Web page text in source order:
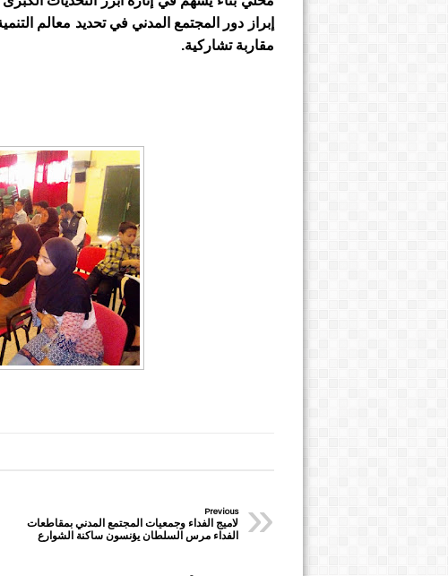
إبراز دور المجتمع المدني في تحديد معالم
مقاربة تشاركية.
»
Previous
لاميج الفداء وجمعيات المجتمع المدني بمقاطعات
الفداء مرس السلطان يؤنسون ساكنة الشوارع